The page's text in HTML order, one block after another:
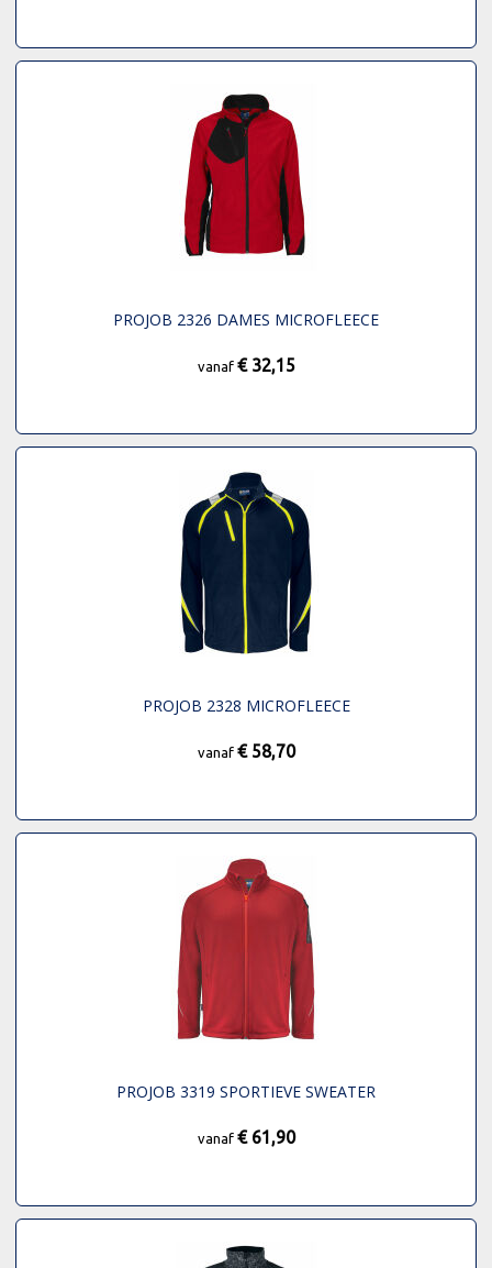
PROJOB 2326 DAMES MICROFLEECE
vanaf € 32,15
PROJOB 2328 MICROFLEECE
vanaf € 58,70
PROJOB 3319 SPORTIEVE SWEATER
vanaf € 61,90